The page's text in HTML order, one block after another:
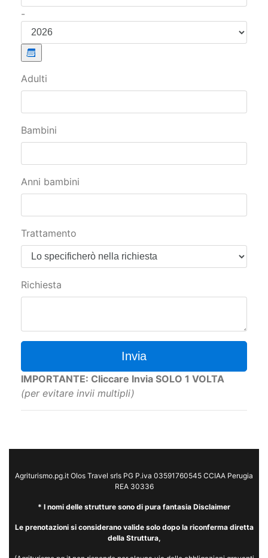
Trattamento
Invia
IMPORTANTE: Cliccare Invia SOLO 1 VOLTA
(per evitare invii multipli)
REA 30336
* I nomi delle strutture sono di pura fantasia Disclaimer